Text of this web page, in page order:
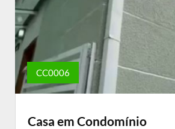
CC0006
Casa em Condomínio